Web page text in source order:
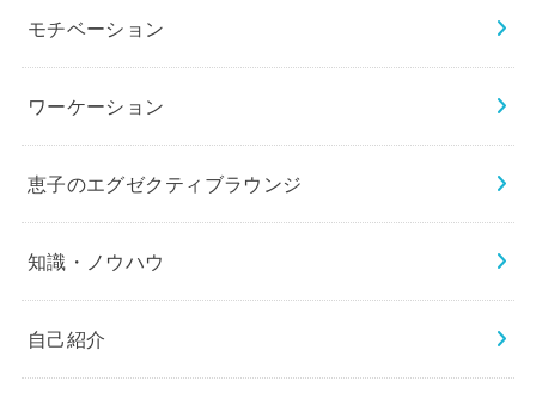
モチベーション
ワーケーション
恵子のエグゼクティブラウンジ
知識・ノウハウ
自己紹介